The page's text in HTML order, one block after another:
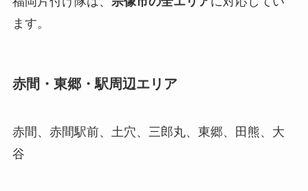
ます。
赤間・東郷・駅周辺エリア
赤間、赤間駅前、土穴、三郎丸、東郷、田熊、大
谷